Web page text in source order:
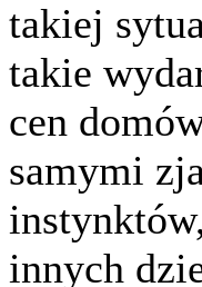
takiej
takie
cen
samymi
innych